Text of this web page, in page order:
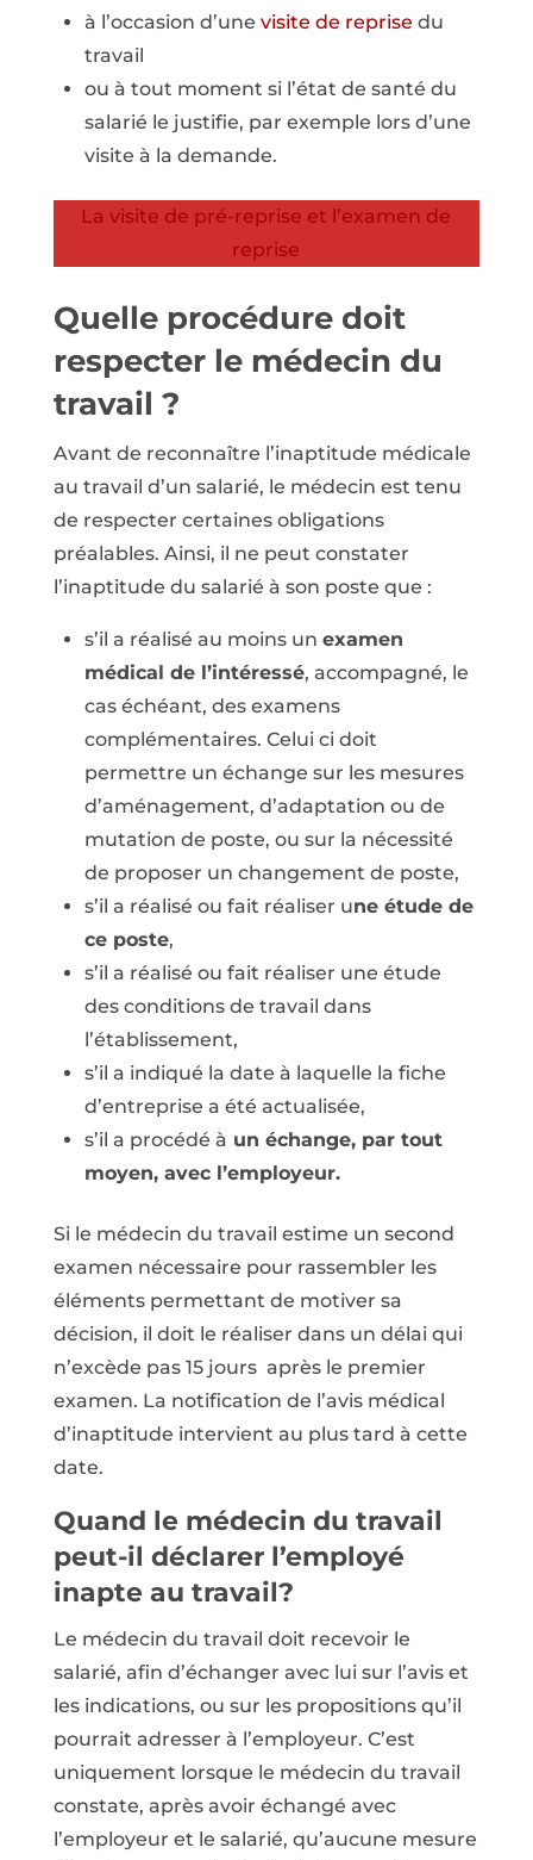
à l’occasion d’une visite de reprise du
travail
ou à tout moment si l’état de santé du
salarié le justifie, par exemple lors d’une
visite à la demande.
La visite de pré-reprise et l’examen de
reprise
Quelle procédure doit
respecter le médecin du
travail ?
Avant de reconnaître l’inaptitude médicale
au travail d’un salarié, le médecin est tenu
de respecter certaines obligations
préalables. Ainsi, il ne peut constater
l’inaptitude du salarié à son poste que :
s’il a réalisé au moins un examen
médical de l’intéressé, accompagné, le
cas échéant, des examens
complémentaires. Celui ci doit
permettre un échange sur les mesures
d’aménagement, d’adaptation ou de
mutation de poste, ou sur la nécessité
de proposer un changement de poste,
s’il a réalisé ou fait réaliser une étude de
ce poste,
s’il a réalisé ou fait réaliser une étude
des conditions de travail dans
l’établissement,
s’il a indiqué la date à laquelle la fiche
d’entreprise a été actualisée,
s’il a procédé à un échange, par tout
moyen, avec l’employeur.
Si le médecin du travail estime un second
examen nécessaire pour rassembler les
éléments permettant de motiver sa
décision, il doit le réaliser dans un délai qui
n’excède pas 15 jours après le premier
examen. La notification de l’avis médical
d’inaptitude intervient au plus tard à cette
date.
Quand le médecin du travail
peut-il déclarer l’employé
inapte au travail?
Le médecin du travail doit recevoir le
salarié, afin d’échanger avec lui sur l’avis et
les indications, ou sur les propositions qu’il
pourrait adresser à l’employeur. C’est
uniquement lorsque le médecin du travail
constate, après avoir échangé avec
l’employeur et le salarié, qu’aucune mesure